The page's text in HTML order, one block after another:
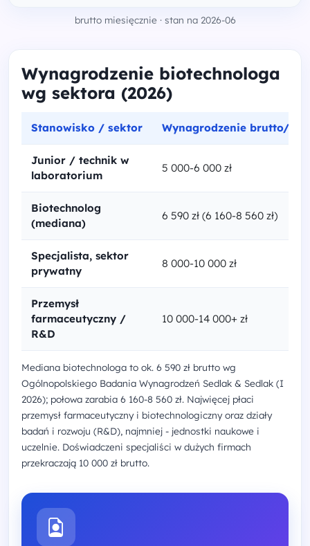
brutto miesięcznie · stan na 2026-06
Wynagrodzenie biotechnologa
wg sektora (2026)
Stanowisko / sektor Wynagrodzenie brutto/
Junior / technik w
laboratorium
5 000-6 000 zł
Biotechnolog
(mediana)
6 590 zł (6 160-8 560 zł)
Specjalista, sektor
prywatny
8 000-10 000 zł
Przemysł
farmaceutyczny /
R&D
10 000-14 000+ zł
Mediana biotechnologa to ok. 6 590 zł brutto wg
Ogólnopolskiego Badania Wynagrodzeń Sedlak & Sedlak (I
2026); połowa zarabia 6 160-8 560 zł. Najwięcej płaci
przemysł farmaceutyczny i biotechnologiczny oraz działy
badań i rozwoju (R&D), najmniej - jednostki naukowe i
uczelnie. Doświadczeni specjaliści w dużych firmach
przekraczają 10 000 zł brutto.